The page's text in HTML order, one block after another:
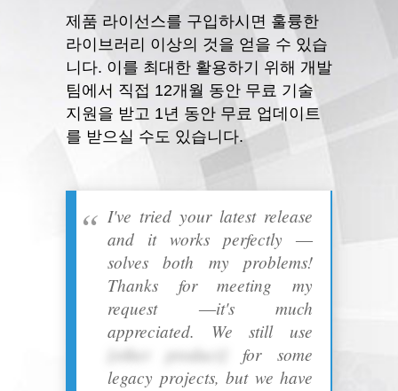
제품 라이선스를 구입하시면 훌륭한
라이브러리 이상의 것을 얻을 수 있습
니다. 이를 최대한 활용하기 위해 개발
팀에서 직접 12개월 동안 무료 기술
지원을 받고 1년 동안 무료 업데이트
를 받으실 수도 있습니다.
I've tried your latest release
and it works perfectly ―
solves both my problems!
Thanks for meeting my
request ―it's much
appreciated. We still use
[other product]
for some
legacy projects, but we have